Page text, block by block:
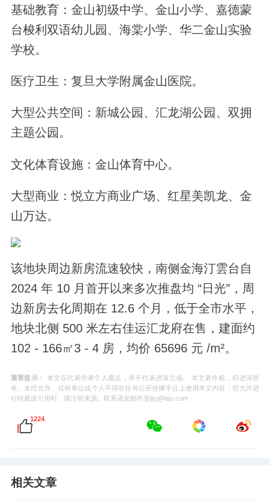
基础教育：金山初级中学、金山小学、嘉德蒙
台梭利双语幼儿园、海棠小学、华二金山实验
学校。
医疗卫生：复旦大学附属金山医院。
大型公共空间：新城公园、汇龙湖公园、双拥
主题公园。
文化体育设施：金山体育中心。
大型商业：悦立方商业广场、红星美凯龙、金
山万达。
该地块周边新房流速较快，南侧金海汀雲台自
2024 年 10 月首开以来多次推盘均 “日光”，周
边新房去化周期在 12.6 个月，低于全市水平，
地块北侧 500 米左右佳运汇龙府在售，建面约
102 - 166㎡3 - 4 房，均价 65696 元 /m²。
重要提示：
本文仅代表作者个人观点，并不代表进深立场。 本文著作权，归进深所
有。未经允许，任何单位或个人不得在任何公开传播平台上使用本文内容；经允许进
行转载或引用时，请注明来源。联系请发邮件至ljcj@leju.com
1224
相关文章